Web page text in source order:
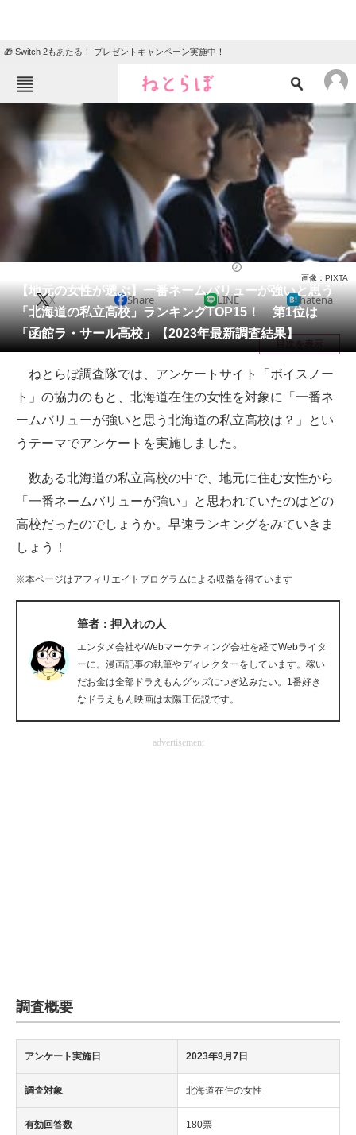
🎁 Switch 2もあたる！ プレゼントキャンペーン実施中！
ねとらぼメニュー
TOP ニュース
エンタメ クイズ
グルメ 地域
住まい 教育・育児
リサーチ
会員記事
メディア
注目記事を集めた総合ページ
ITの今と未来を見通す
スマホと通信の最新トレンド
好きが集まる 比べて選べる
ビジネスと働き方のヒント
経営リーダーのコミュニティ
マーケ×ITの今がよく分かる
ITエンジニア向け専門サイト
ちょっと気になるネットの話題
【地元の女性が選ぶ】一番ネームバリューが強いと思う
「北海道の私立高校」ランキングTOP15！ 第1位は
「函館ラ・サール高校」【2023年最新調査結果】
画像：PIXTA
X Share LINE hatena
目次を表示
ねとらぼ調査隊では、アンケートサイト「ボイスノー
ト」の協力のもと、北海道在住の女性を対象に「一番ネ
ームバリューが強いと思う北海道の私立高校は？」とい
うテーマでアンケートを実施しました。
数ある北海道の私立高校の中で、地元に住む女性から
「一番ネームバリューが強い」と思われていたのはどの
高校だったのでしょうか。早速ランキングをみていきま
しょう！
※本ページはアフィリエイトプログラムによる収益を得ています
筆者：押入れの人
エンタメ会社やWebマーケティング会社を経てWebライタ
ーに。漫画記事の執筆やディレクターをしています。稼い
だお金は全部ドラえもんグッズにつぎ込みたい。1番好き
なドラえもん映画は太陽王伝説です。
advertisement
調査概要
アンケート実施日 2023年9月7日
調査対象 北海道在住の女性
有効回答数 180票